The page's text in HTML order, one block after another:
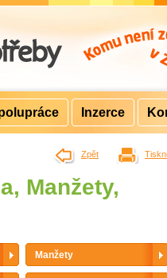
Manžety,
Manžety
Zpět
Inzerce